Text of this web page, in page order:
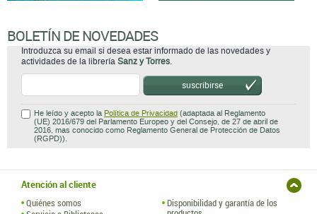
BOLETÍN DE NOVEDADES
Introduzca su email si desea estar informado de las novedades y
actividades de la librería Sanz y Torres.
suscribirse
He leído y acepto la Política de Privacidad (adaptada al Reglamento
(UE) 2016/679 del Parlamento Europeo y del Consejo, de 27 de abril de
2016, mas conocido como Reglamento General de Protección de Datos
(RGPD)).
Atención al cliente
Quiénes somos
Disponibilidad y garantía de los